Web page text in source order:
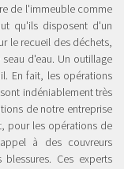
de l'immeuble comme
qu'ils disposent d'un
le recueil des déchets,
d'eau. Un outillage
En fait, les opérations
indéniablement très
de notre entreprise
pour les opérations de
à des couvreurs
Ces experts